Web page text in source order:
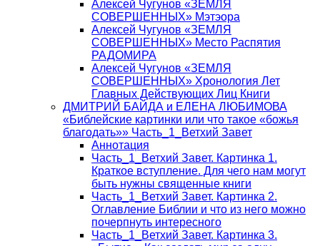
Алексей Чугунов «ЗЕМЛЯ
СОВЕРШЕННЫХ» Мэтэора
Алексей Чугунов «ЗЕМЛЯ
СОВЕРШЕННЫХ» Место Распятия
РАДОМИРА
Алексей Чугунов «ЗЕМЛЯ
СОВЕРШЕННЫХ» Хронология Лет
Главных Действующих Лиц Книги
ДМИТРИЙ БАЙДА и ЕЛЕНА ЛЮБИМОВА
«Библейские картинки или что такое «божья
благодать»» Часть_1_Ветхий Завет
Аннотация
Часть_1_Ветхий Завет. Картинка 1.
Краткое вступление. Для чего нам могут
быть нужны священные книги
Часть_1_Ветхий Завет. Картинка 2.
Оглавление Библии и что из него можно
почерпнуть интересного
Часть_1_Ветхий Завет. Картинка 3.